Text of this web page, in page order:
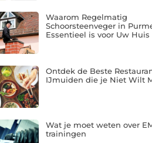
Waarom Regelmatig
Schoorsteenveger in
Essentieel is voor Uw Huis
Ontdek de Beste
IJmuiden die je Niet Wilt
Wat je moet weten over
trainingen